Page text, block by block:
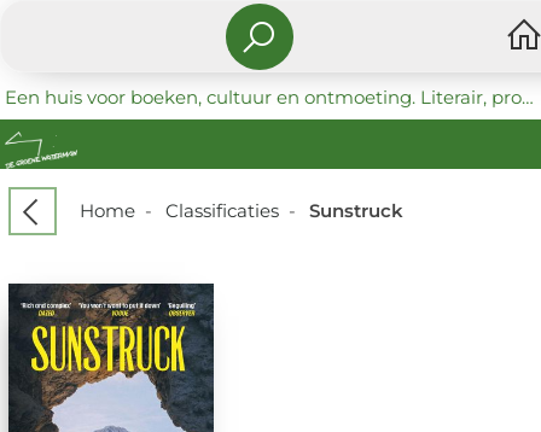
Een huis voor boeken, cultuur en ontmoeting. Literair, progressief en coöperatief.
Home- Classificaties- Sunstruck